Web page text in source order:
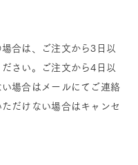
合は、ご注文から3日以
さい。ご注文から4日以
場合はメールにてご連絡
だけない場合はキャンセ